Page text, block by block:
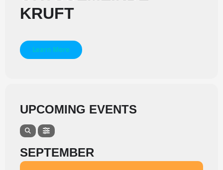
KRUFT
Learn More
UPCOMING EVENTS
SEPTEMBER